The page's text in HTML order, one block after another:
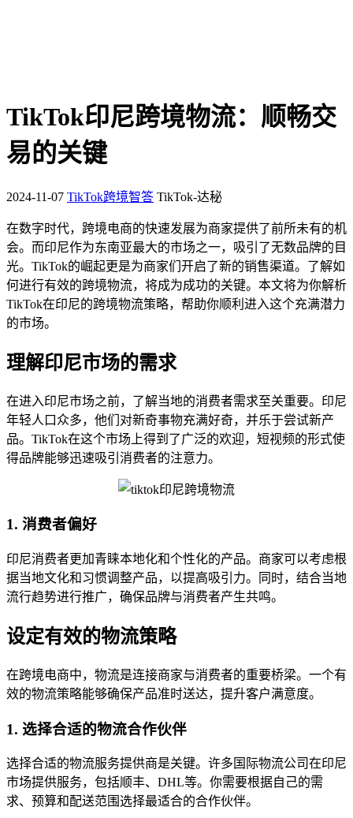
TikTok印尼跨境物流：顺畅交
易的关键
2024-11-07 TikTok跨境智答 TikTok-达秘
在数字时代，跨境电商的快速发展为商家提供了前所未有的机
会。而印尼作为东南亚最大的市场之一，吸引了无数品牌的目
光。TikTok的崛起更是为商家们开启了新的销售渠道。了解如
何进行有效的跨境物流，将成为成功的关键。本文将为你解析
TikTok在印尼的跨境物流策略，帮助你顺利进入这个充满潜力
的市场。
理解印尼市场的需求
在进入印尼市场之前，了解当地的消费者需求至关重要。印尼
年轻人口众多，他们对新奇事物充满好奇，并乐于尝试新产
品。TikTok在这个市场上得到了广泛的欢迎，短视频的形式使
得品牌能够迅速吸引消费者的注意力。
1. 消费者偏好
印尼消费者更加青睐本地化和个性化的产品。商家可以考虑根
据当地文化和习惯调整产品，以提高吸引力。同时，结合当地
流行趋势进行推广，确保品牌与消费者产生共鸣。
设定有效的物流策略
在跨境电商中，物流是连接商家与消费者的重要桥梁。一个有
效的物流策略能够确保产品准时送达，提升客户满意度。
1. 选择合适的物流合作伙伴
选择合适的物流服务提供商是关键。许多国际物流公司在印尼
市场提供服务，包括顺丰、DHL等。你需要根据自己的需
求、预算和配送范围选择最适合的合作伙伴。